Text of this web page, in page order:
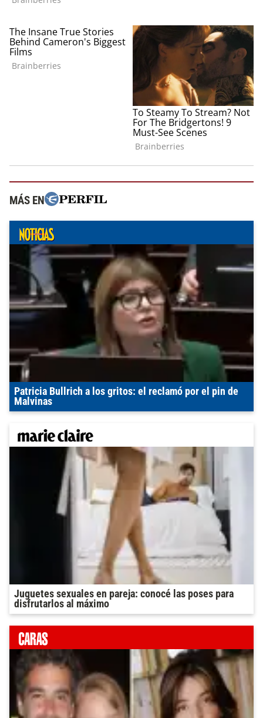
MÁS EN
Patricia Bullrich a los gritos: el reclamó por el pin de
Malvinas
Juguetes sexuales en pareja: conocé las poses para
disfrutarlos al máximo